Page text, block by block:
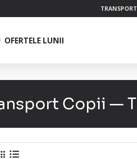
OFERTELE LUNII
Copii —